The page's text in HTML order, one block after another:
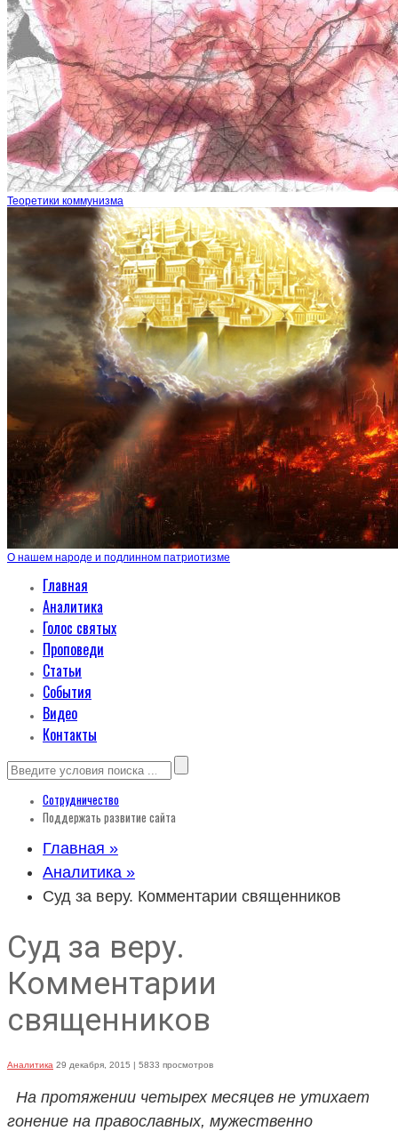
Теоретики коммунизма
О нашем народе и подлинном патриотизме
Главная
Аналитика
Голос святых
Проповеди
Статьи
События
Видео
Контакты
Сотрудничество
Поддержать развитие сайта
Главная »
Аналитика »
Суд за веру. Комментарии священников
Суд за веру.
Комментарии
священников
Аналитика 29 декабря, 2015 | 5833 просмотров
На протяжении четырех месяцев не утихает
гонение на православных, мужественно